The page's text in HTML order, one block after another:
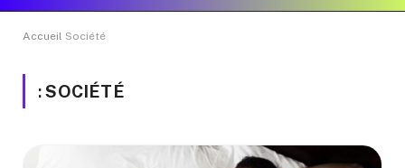
Accueil Société
:SOCIÉTÉ